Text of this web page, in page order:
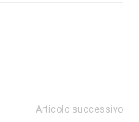
Articolo successivo